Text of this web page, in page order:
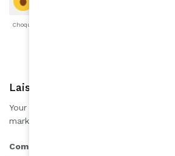
Choqué
Laisser une réponse
Your email address will not be published.
marked
Comment